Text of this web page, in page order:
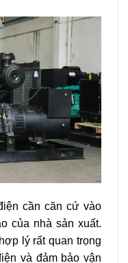
cần căn cứ vào
của nhà sản xuất.
lý rất quan trọng
và đảm bảo vận